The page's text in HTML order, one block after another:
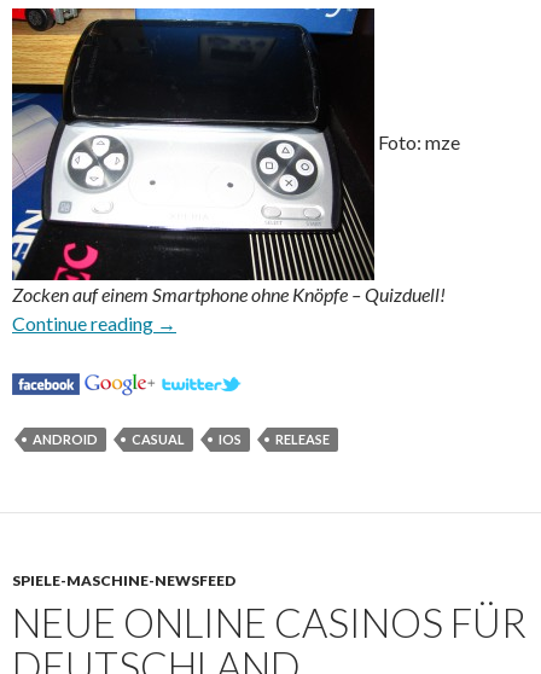
Foto: mze
Zocken auf einem Smartphone ohne Knöpfe – Quizduell!
Continue reading Mehr rätseln mit Neues Quizduell
→
ANDROID CASUAL IOS RELEASE
SPIELE-MASCHINE-NEWSFEED
NEUE ONLINE CASINOS FÜR